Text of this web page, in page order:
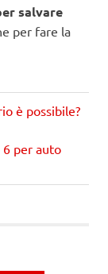
salvare
per fare la
è possibile?
6 per auto